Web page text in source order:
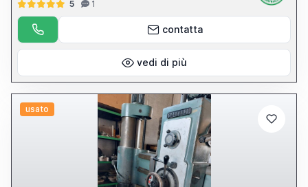
1250 Raggio max di foratura mm 1425 Raggio min di foratura mm
495 Spostamento longitudinale della testa mm 930 Distanza max
fra mandrino e basamento mm 1360 Distanza min fra mandrino e
basamento mm 240 Spostamento del braccio in altezza mm 720
Diametro della colonna mm 350 Superficie utile del basamento mm
1500 x 965 Lunghezza del basamento mm 2200 Larghezza del
basamento mm 975 Altezza del basamento mm 200 Peso della
macchina Kg 3500 Bloccaggi idraulici
5
1
contatta
vedi di più
usato